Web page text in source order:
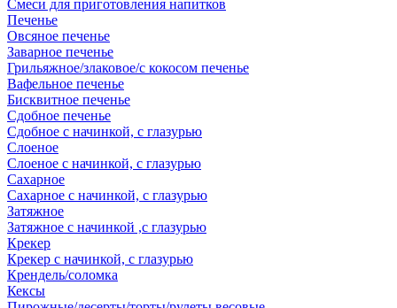
Смеси для приготовления напитков
Печенье
Овсяное печенье
Заварное печенье
Грильяжное/злаковое/с кокосом печенье
Вафельное печенье
Бисквитное печенье
Сдобное печенье
Сдобное с начинкой, с глазурью
Слоеное
Слоеное с начинкой, с глазурью
Сахарное
Сахарное с начинкой, с глазурью
Затяжное
Затяжное с начинкой ,с глазурью
Крекер
Крекер с начинкой, с глазурью
Крендель/соломка
Кексы